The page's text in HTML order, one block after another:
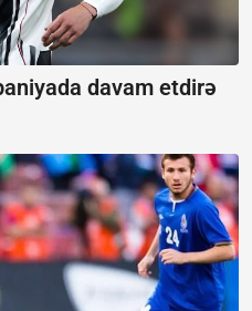
davam etdirə